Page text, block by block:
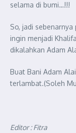
selama di bumi…!!!
So, jadi
ingin menjadi
dikalahkan Adam
Buat Bani Adam
terlambat.(Soleh
Editor : Fitra